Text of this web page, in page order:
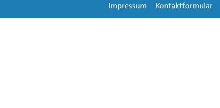
Impressum
Kontaktformular